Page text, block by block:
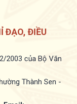
ĐẠO, ĐIỀU
2003 của Bộ Văn
Thành Sen -